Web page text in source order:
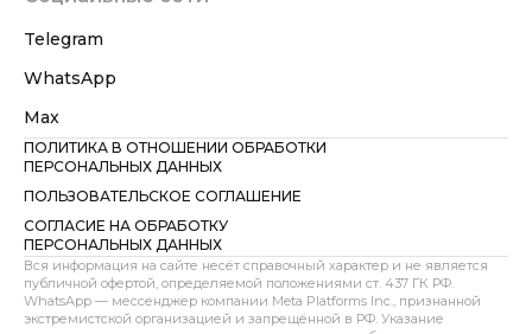
Telegram
WhatsApp
Max
ПОЛИТИКА В ОТНОШЕНИИ ОБРАБОТКИ
ПЕРСОНАЛЬНЫХ ДАННЫХ
ПОЛЬЗОВАТЕЛЬСКОЕ СОГЛАШЕНИЕ
СОГЛАСИЕ НА ОБРАБОТКУ
ПЕРСОНАЛЬНЫХ ДАННЫХ
Вся информация на сайте несёт справочный характер и не является
публичной офертой, определяемой положениями ст. 437 ГК РФ.
WhatsApp — мессенджер компании Meta Platforms Inc., признанной
экстремистской организацией и запрещённой в РФ. Указание